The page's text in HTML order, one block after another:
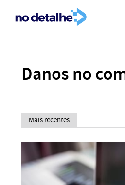
Danos no
Mais recentes